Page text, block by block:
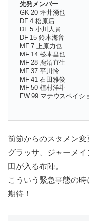
先発メンバー
GK 20 坪井湧也
DF 4 松原后
DF 5 小川大貴
DF 15 鈴木海音
MF 7 上原力也
MF 14 松本昌也
MF 28 鹿沼直生
MF 37 平川怜
MF 41 石田雅俊
MF 50 植村洋斗
FW 99 マテウスペイシ
前節からのスタメン
グラッサ、ジャーメ
田が入る布陣。
こういう緊急事態の
期待！